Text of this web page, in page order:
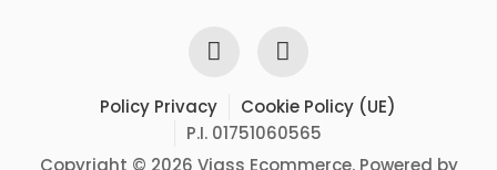
Policy Privacy
Cookie Policy (UE)
P.I. 01751060565
Copyright © 2026 Viass Ecommerce. Powered by